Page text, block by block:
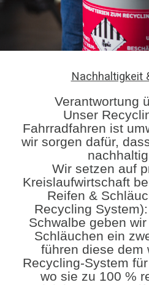
Nachhaltigkeit
Verantwortung
Unser
Fahrradfahren ist
wir sorgen dafür,
Wir setzen auf
Kreislaufwirtschaft
​Reifen &
Recycling
Schwalbe geben
Schläuchen ein
führen diese dem
Recycling-System
wo sie zu 100 %